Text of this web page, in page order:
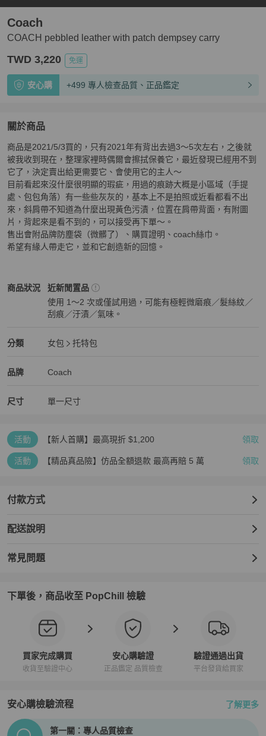
COACH pebbled leather with patch dempsey carry
Coach
TWD 3,220 免運
安心購 +499 專人檢查品質、正品鑑定
關於商品
關於COACH pebbled leather with patch dempsey carry商品
商品是2021/5/3買的，只有2021年有背出去過3～5次左右，之後就
被我收到現在，整理家裡時偶爾會擦拭保養它，最近發現已經用不到
它了，決定賣出給更需要它、會使用它的主人～
目前看起來沒什麼很明顯的瑕疵，用過的痕跡大概是小區域（手提
處、包包角落）有一些些灰灰的，基本上不是拍照或近看都看不出
來，斜肩帶不知道為什麼出現黃色污漬，位置在肩帶背面，有附圖
片，背起來是看不到的，可以接受再下單～。
售出會附品牌防塵袋（微髒了）、購買證明、coach絲巾。
希望有緣人帶走它，並和它創造新的回憶。
商品狀況
Coach女包 商品狀態與細節
近新閒置品
使用 1～2 次或僅試用過，可能有極輕微磨痕／髮絲紋／
刮痕／汙漬／氣味。
分類
Coach 分類資訊
女包
托特包
品牌
Coach 女包品牌介紹
Coach
Coach 推薦清單
尺寸 單一尺寸
活動 【新人首購】最高現折 $1,200 領取
活動 【精品真品險】仿品全額退款 最高再賠 5 萬 領取
付款方式
配送說明
常見問題
下單後，商品收至 PopChill 檢驗
買家完成購買
收貨至驗證中心
安心購驗證
正品鑑定 品質檢查
驗證通過出貨
平台發貨給買家
安心購檢驗流程 了解更多
PopChill拍拍圈正品驗證、安心購檢驗流程介紹
第一關：專人品質檢查